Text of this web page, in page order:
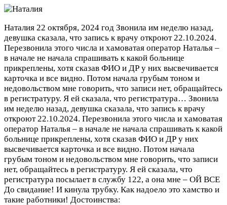
Наталия 22 октября, 2024 год Звонила им неделю назад,
девушка сказала, что запись к врачу откроют 22.10.2024.
Перезвонила этого числа и хамоватая оператор Наталья –
в начале не начала спрашивать к какой больнице
прикреплены, хотя сказав ФИО и ДР у них высвечивается
карточка и все видно. Потом начала грубым тоном и
недовольством мне говорить, что записи нет, обращайтесь
в регистратуру. Я ей сказала, что регистратура… Звонила
им неделю назад, девушка сказала, что запись к врачу
откроют 22.10.2024. Перезвонила этого числа и хамоватая
оператор Наталья – в начале не начала спрашивать к какой
больнице прикреплены, хотя сказав ФИО и ДР у них
высвечивается карточка и все видно. Потом начала
грубым тоном и недовольством мне говорить, что записи
нет, обращайтесь в регистратуру. Я ей сказала, что
регистратура посылает в службу 122, а она мне – ОЙ ВСЕ
До свидание! И кинула трубку. Как надоело это хамство и
такие работники! Достоинства: